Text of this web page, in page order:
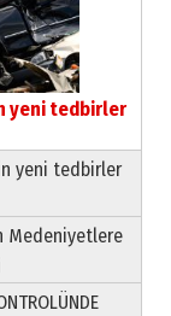
yeni tedbirler
yeni tedbirler
Medeniyetlere